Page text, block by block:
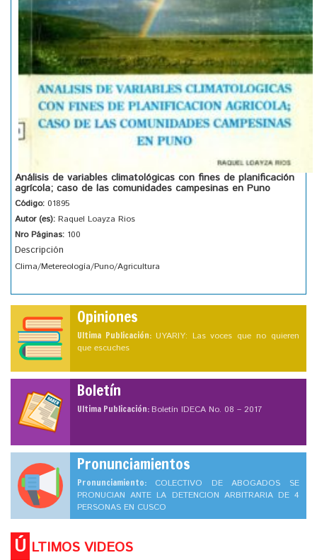
Análisis de variables climatológicas con fines de planificación
agrícola; caso de las comunidades campesinas en Puno
Código: 01895
Autor (es): Raquel Loayza Rios
Nro Páginas: 100
Descripción
Clima/Metereología/Puno/Agricultura
Opiniones
Ultima Publicación: UYARIY: Las voces que no quieren
que escuches
Boletín
Ultima Publicación:Boletín IDECA No. 08 – 2017
Pronunciamientos
Pronunciamiento: COLECTIVO DE ABOGADOS SE
PRONUCIAN ANTE LA DETENCION ARBITRARIA DE 4
PERSONAS EN CUSCO
Ú LTIMOS VIDEOS